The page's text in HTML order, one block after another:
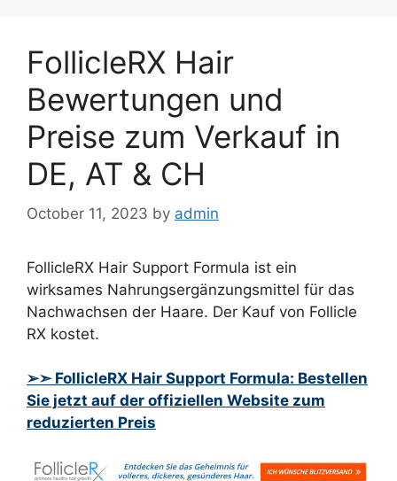
FollicleRX Hair
Bewertungen und
Preise zum Verkauf in
DE, AT & CH
October 11, 2023 by admin
FollicleRX Hair Support Formula ist ein
wirksames Nahrungsergänzungsmittel für das
Nachwachsen der Haare. Der Kauf von Follicle
RX kostet.
➢➣ FollicleRX Hair Support Formula: Bestellen
Sie jetzt auf der offiziellen Website zum
reduzierten Preis